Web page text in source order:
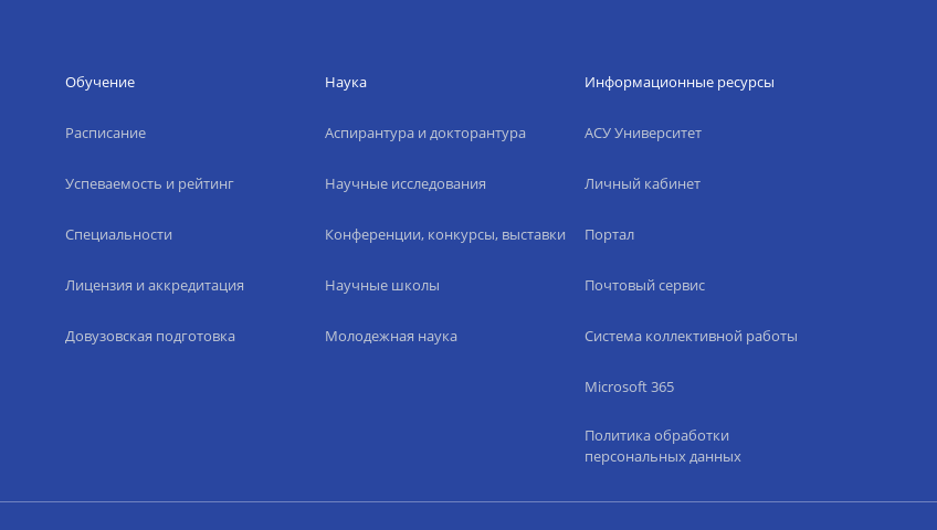
Обучение
Расписание
Успеваемость и рейтинг
Специальности
Лицензия и аккредитация
Довузовская подготовка
Наука
Аспирантура и докторантура
Научные исследования
Конференции, конкурсы, выставки
Научные школы
Молодежная наука
Информационные ресурсы
АСУ Университет
Личный кабинет
Портал
Почтовый сервис
Система коллективной работы
Microsoft 365
Политика обработки
персональных данных